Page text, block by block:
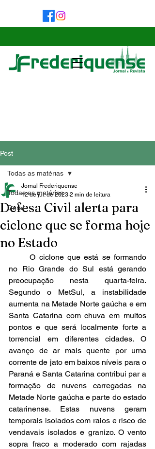
Post
Todas as matérias
Geral
Todas as matérias
Defesa Civil alerta para
ciclone que se forma hoje
no Estado
Jornal Frederiquense
12 de jul. de 2023 2 min de leitura
	O ciclone que está se formando
no Rio Grande do Sul está gerando
preocupação nesta quarta-feira.
Segundo o MetSul, a instabilidade
aumenta na Metade Norte gaúcha e em
Santa Catarina com chuva em muitos
pontos e que será localmente forte a
torrencial em diferentes cidades. O
avanço de ar mais quente por uma
corrente de jato em baixos níveis para o
Paraná e Santa Catarina contribui par a
formação de nuvens carregadas na
Metade Norte gaúcha e parte do estado
catarinense. Estas nuvens geram
temporais isolados com raios e risco de
vendavais isolados e granizo. O vento
sopra fraco a moderado com rajadas